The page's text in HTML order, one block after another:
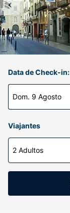
Data de Check-in:
Dom. 9 Agosto
Viajantes
2 Adultos